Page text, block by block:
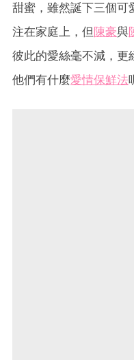
甜蜜，雖然誕下三個可
注在家庭上，但 陳豪與
彼此的愛絲毫不減，更
他們有什麼愛情保鮮法